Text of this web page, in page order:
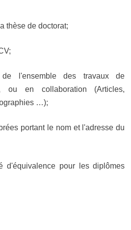
thèse de doctorat;
l'ensemble des travaux de
ou en collaboration (Articles,
…);
portant le nom et l'adresse du
d'équivalence pour les diplômes